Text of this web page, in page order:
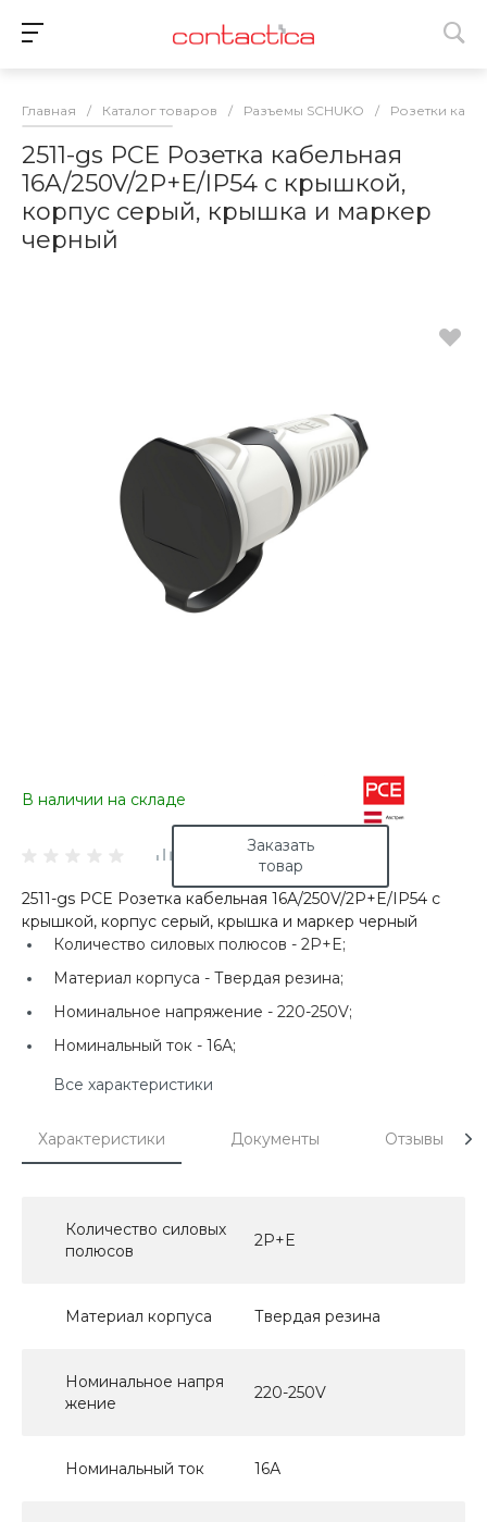
Главная / Каталог товаров / Разъемы SCHUKO / Розетки
2511-gs PCE Розетка кабельная
16A/250V/2P+E/IP54 с крышкой,
корпус серый, крышка и маркер
черный
В наличии на складе
Заказать
товар
2511-gs PCE Розетка кабельная 16A/250V/2P+E/IP54 с
крышкой, корпус серый, крышка и маркер черный
Количество силовых полюсов - 2P+E;
Материал корпуса - Твердая резина;
Номинальное напряжение - 220-250V;
Номинальный ток - 16А;
Все характеристики
Характеристики Документы Отзывы
Количество силовых
полюсов
2P+E
Материал корпуса Твердая резина
Номинальное напря
жение
220-250V
Номинальный ток 16А